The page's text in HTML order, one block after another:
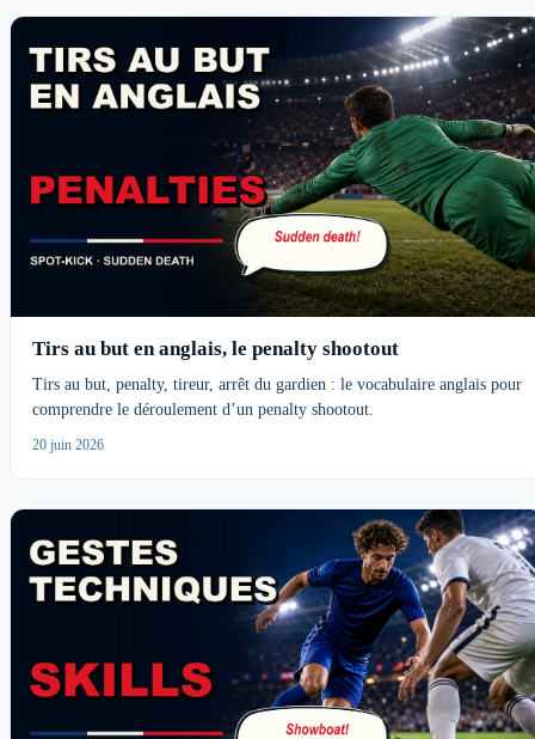
Tirs au but en anglais, le penalty shootout
Tirs au but, penalty, tireur, arrêt du gardien : le vocabulaire anglais pour
comprendre le déroulement d’un penalty shootout.
20 juin 2026